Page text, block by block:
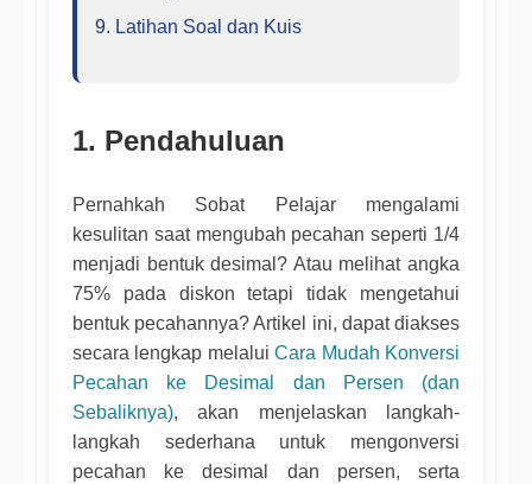
9. Latihan Soal dan Kuis
1. Pendahuluan
Pernahkah Sobat Pelajar mengalami
kesulitan saat mengubah pecahan seperti 1/4
menjadi bentuk desimal? Atau melihat angka
75% pada diskon tetapi tidak mengetahui
bentuk pecahannya? Artikel ini, dapat diakses
secara lengkap melaluiCara Mudah Konversi
Pecahan ke Desimal dan Persen (dan
Sebaliknya), akan menjelaskan langkah-
langkah sederhana untuk mengonversi
pecahan ke desimal dan persen, serta